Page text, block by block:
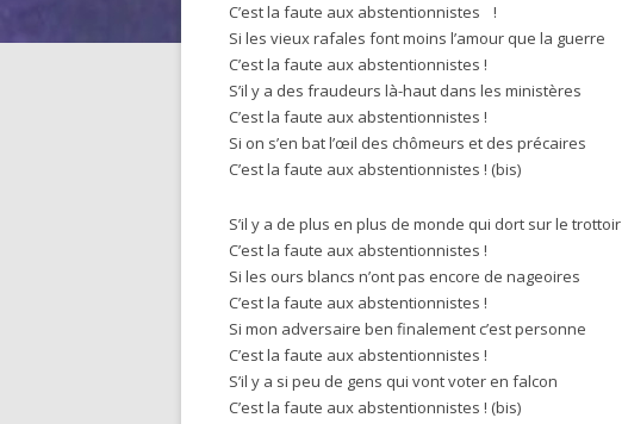
C’est la faute aux abstentionnistes !
Si les vieux rafales font moins l’amour que la guerre
C’est la faute aux abstentionnistes !
S’il y a des fraudeurs là-haut dans les ministères
C’est la faute aux abstentionnistes !
Si on s’en bat l’œil des chômeurs et des précaires
C’est la faute aux abstentionnistes ! (bis)
S’il y a de plus en plus de monde qui dort sur le trottoir
C’est la faute aux abstentionnistes !
Si les ours blancs n’ont pas encore de nageoires
C’est la faute aux abstentionnistes !
Si mon adversaire ben finalement c’est personne
C’est la faute aux abstentionnistes !
S’il y a si peu de gens qui vont voter en falcon
C’est la faute aux abstentionnistes ! (bis)